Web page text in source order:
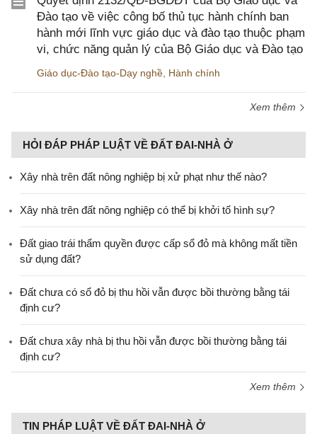
Đào tạo về việc công bố thủ tục hành chính ban
hành mới lĩnh vực giáo dục và đào tạo thuộc phạm
vi, chức năng quản lý của Bộ Giáo dục và Đào tạo
Giáo dục-Đào tạo-Dạy nghề Hành chính
Xem thêm
HỎI ĐÁP PHÁP LUẬT VỀ ĐẤT ĐAI-NHÀ Ở
Xây nhà trên đất nông nghiệp bị xử phạt như thế nào?
Xây nhà trên đất nông nghiệp có thể bị khởi tố hình sự?
Đất giao trái thẩm quyền được cấp sổ đỏ mà không mất tiền
sử dụng đất?
Đất chưa có sổ đỏ bị thu hồi vẫn được bồi thường bằng tái
định cư?
Đất chưa xây nhà bị thu hồi vẫn được bồi thường bằng tái
định cư?
Xem thêm
TIN PHÁP LUẬT VỀ ĐẤT ĐAI-NHÀ Ở